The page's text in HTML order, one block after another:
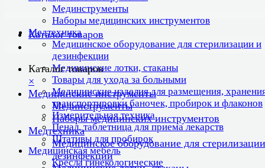
Мединструменты
Наборы медицинских инструментов
Медтехника
Медицинское оборудование для стерилизации и
дезинфекции
Медицинские лотки, стаканы
Товары для ухода за больными
Медицинские изделия для размещения,
транспортировки баночек, пробирок и флаконов
Измерительная техника
Пенал, таблетница для приема лекарств
Штативы для пробирок
Медицинская мебель
Кресла гинекологические
Каталог товаров
Каталог товаров
×
Медицинские инструменты
Мединструменты
Наборы медицинских инструментов
Медтехника
Медицинское оборудование для
дезинфекции